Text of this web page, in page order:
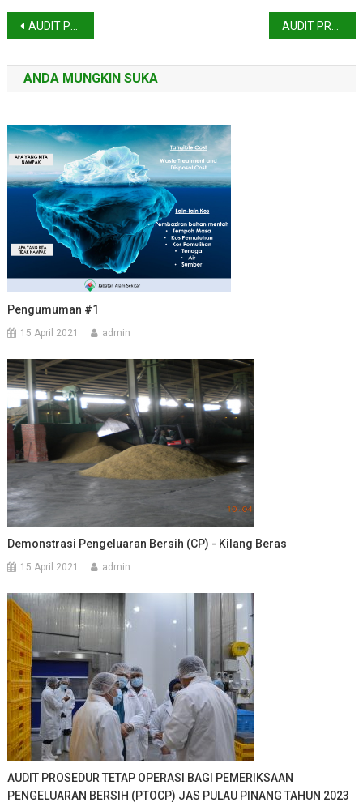
Navigasi
kiriman
AUDIT PROSEDUR TETAP OPERASI BAGI PEMERIKSAAN PENGELUARAN BERSIH (PTOCP) JAS PAHANG TAHUN 2023
ANDA MUNGKIN SUKA
Pengumuman #1
15 April 2021 admin
Demonstrasi Pengeluaran Bersih (CP) - Kilang Beras
15 April 2021 admin
AUDIT PROSEDUR TETAP OPERASI BAGI PEMERIKSAAN
PENGELUARAN BERSIH (PTOCP) JAS PULAU PINANG TAHUN 2023